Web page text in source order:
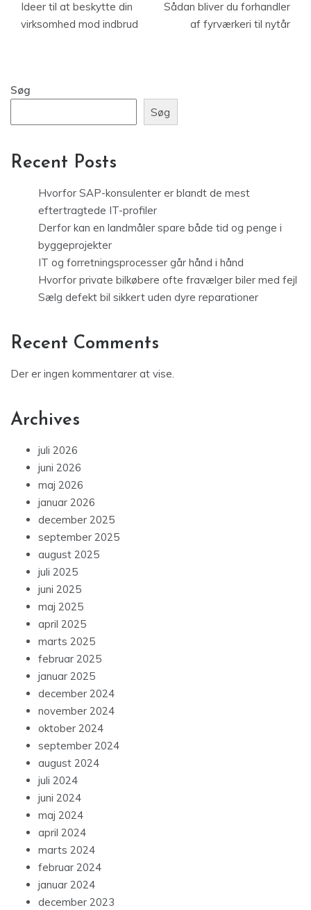
Ideer til at beskytte din
virksomhed mod indbrud
Sådan bliver du forhandler
af fyrværkeri til nytår
Søg
Søg
Recent Posts
Hvorfor SAP-konsulenter er blandt de mest
eftertragtede IT-profiler
Derfor kan en landmåler spare både tid og penge i
byggeprojekter
IT og forretningsprocesser går hånd i hånd
Hvorfor private bilkøbere ofte fravælger biler med fejl
Sælg defekt bil sikkert uden dyre reparationer
Recent Comments
Der er ingen kommentarer at vise.
Archives
juli 2026
juni 2026
maj 2026
januar 2026
december 2025
september 2025
august 2025
juli 2025
juni 2025
maj 2025
april 2025
marts 2025
februar 2025
januar 2025
december 2024
november 2024
oktober 2024
september 2024
august 2024
juli 2024
juni 2024
maj 2024
april 2024
marts 2024
februar 2024
januar 2024
december 2023